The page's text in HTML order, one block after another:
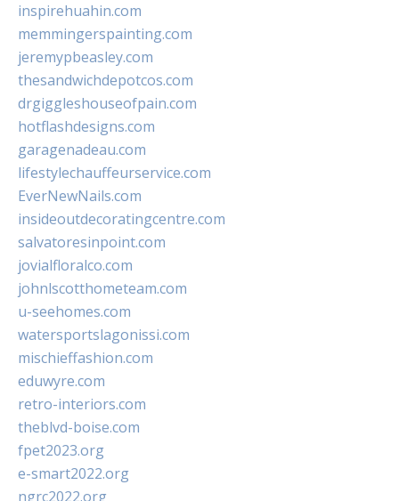
inspirehuahin.com
memmingerspainting.com
jeremypbeasley.com
thesandwichdepotcos.com
drgiggleshouseofpain.com
hotflashdesigns.com
garagenadeau.com
lifestylechauffeurservice.com
EverNewNails.com
insideoutdecoratingcentre.com
salvatoresinpoint.com
jovialfloralco.com
johnlscotthometeam.com
u-seehomes.com
watersportslagonissi.com
mischieffashion.com
eduwyre.com
retro-interiors.com
theblvd-boise.com
fpet2023.org
e-smart2022.org
ngrc2022.org